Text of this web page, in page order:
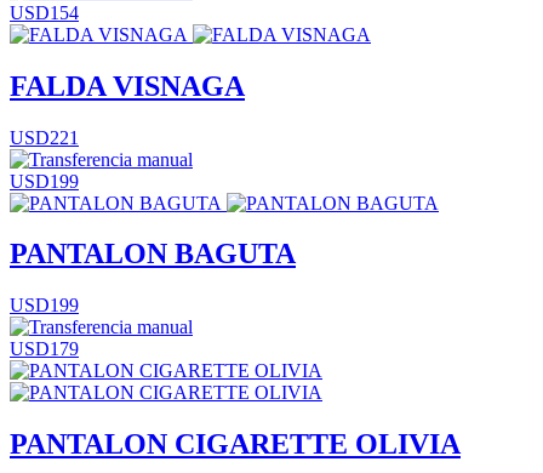
USD154
FALDA VISNAGA
USD221
USD199
PANTALON BAGUTA
USD199
USD179
PANTALON CIGARETTE OLIVIA